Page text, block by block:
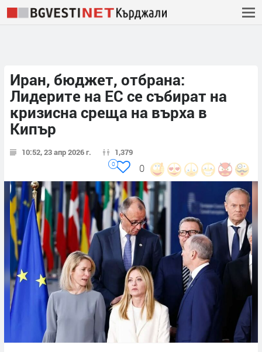
Иран, бюджет, отбрана:
Лидерите на ЕС се събират на
кризисна среща на върха в
Кипър
10:52, 23 апр 2026 г. 1,379
0
0